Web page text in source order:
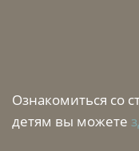
Ознакомиться со
детям вы можете